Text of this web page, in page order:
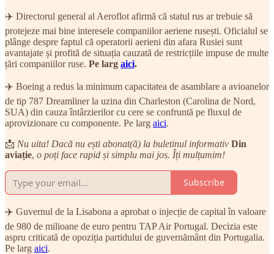
✈️ Directorul general al Aeroflot afirmă că statul rus ar trebuie să
protejeze mai bine interesele companiilor aeriene rusești. Oficialul se
plânge despre faptul că operatorii aerieni din afara Rusiei sunt
avantajate și profită de situația cauzată de restricțiile impuse de multe
țări companiilor ruse. Pe larg aici.
✈️ Boeing a redus la minimum capacitatea de asamblare a avioanelor
de tip 787 Dreamliner la uzina din Charleston (Carolina de Nord,
SUA) din cauza întârzierilor cu cere se confruntă pe fluxul de
aprovizionare cu componente. Pe larg aici.
📩 Nu uita! Dacă nu ești abonat(ă) la buletinul informativ Din
aviație, o poți face rapid și simplu mai jos. Îți mulțumim!
Subscribe
✈️ Guvernul de la Lisabona a aprobat o injecție de capital în valoare
de 980 de milioane de euro pentru TAP Air Portugal. Decizia este
aspru criticată de opoziția partidului de guvernământ din Portugalia.
Pe larg aici.